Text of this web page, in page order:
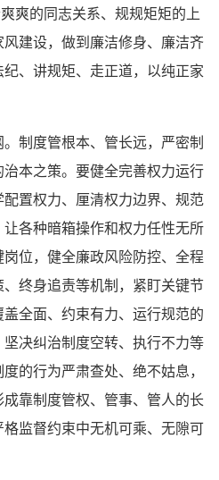
爽的同志关系、规规矩矩的上
建设，做到廉洁修身、廉洁齐
、讲规矩、走正道，以纯正家
制度管根本、管长远，严密制
本之策。要健全完善权力运行
置权力、厘清权力边界、规范
各种暗箱操作和权力任性无所
位，健全廉政风险防控、全程
终身追责等机制，紧盯关键节
全面、约束有力、运行规范的
决纠治制度空转、执行不力等
的行为严肃查处、绝不姑息，
靠制度管权、管事、管人的长
监督约束中无机可乘、无隙可